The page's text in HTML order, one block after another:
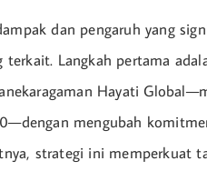
dan pengaruh yang
terkait. Langkah pertama
Hayati
mengubah
strategi ini memperkuat